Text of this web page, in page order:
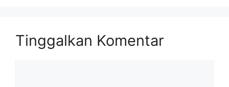
Tinggalkan Komentar